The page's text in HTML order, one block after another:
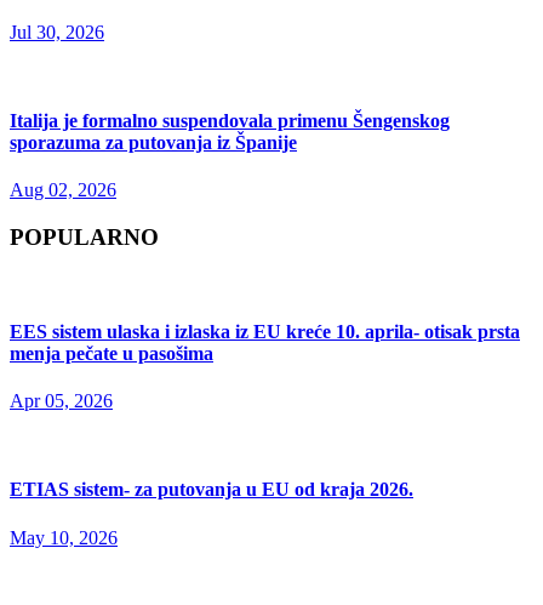
Jul 30, 2026
Italija je formalno suspendovala primenu Šengenskog
sporazuma za putovanja iz Španije
Aug 02, 2026
POPULARNO
EES sistem ulaska i izlaska iz EU kreće 10. aprila- otisak prsta
menja pečate u pasošima
Apr 05, 2026
ETIAS sistem- za putovanja u EU od kraja 2026.
May 10, 2026